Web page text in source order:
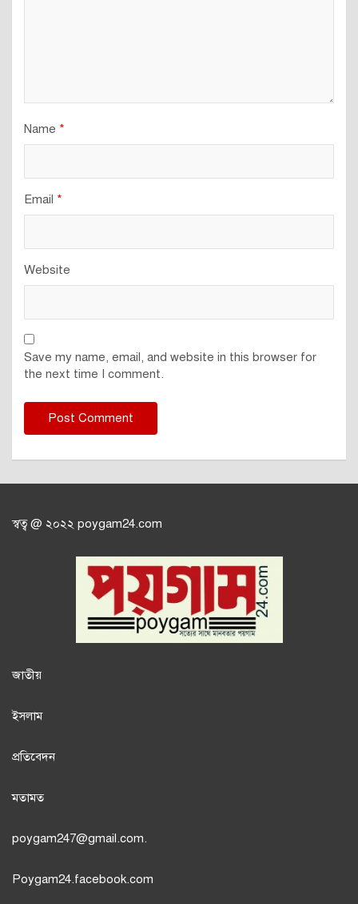
Name *
Email *
Website
Save my name, email, and website in this browser for
the next time I comment.
স্বত্ব @ ২০২২ poygam24.com
জাতীয়
ইসলাম
প্রতিবেদন
মতামত
poygam247@gmail.com.
Poygam24.facebook.com